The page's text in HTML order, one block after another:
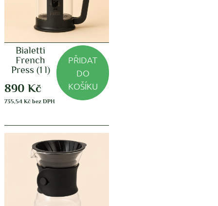
Bialetti
French
Press (1 l)
890 Kč
735,54 Kčbez DPH
PŘIDAT
DO
KOŠÍKU